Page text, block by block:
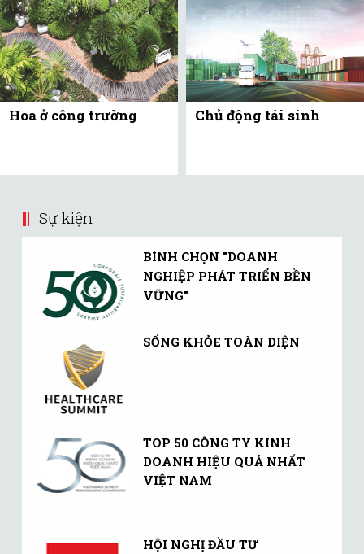
Hoa ở công trường Chủ động tái sinh
Sự kiện
BÌNH CHỌN "DOANH
NGHIỆP PHÁT TRIỂN BỀN
VỮNG"
SỐNG KHỎE TOÀN DIỆN
TOP 50 CÔNG TY KINH
DOANH HIỆU QUẢ NHẤT
VIỆT NAM
HỘI NGHỊ ĐẦU TƯ